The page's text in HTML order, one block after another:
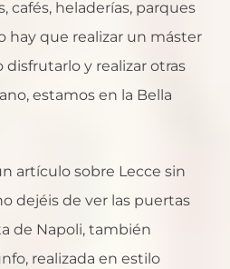
cafés, heladerías, parques
hay que realizar un máster
disfrutarlo y realizar otras
estamos en la Bella
artículo sobre Lecce sin
dejéis de ver las puertas
de Napoli, también
realizada en estilo